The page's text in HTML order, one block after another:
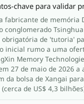
chave para validar
fabricante de memória
conglomerado
de 'tutoria'
inicial rumo a uma
Memory
27 de maio de 2026 a
da bolsa de Xangai
de US$ 4,3